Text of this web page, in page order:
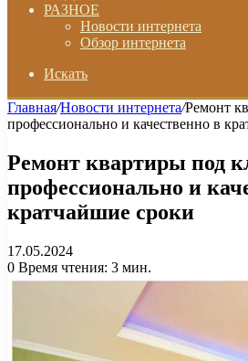
РАЗНОЕ
Новости интернета
Обзор интернета
Искать
Главная/Новости интернета/Ремонт
профессионально и качественно в
Ремонт квартиры под
профессионально и
кратчайшие сроки
17.05.2024
0 Время чтения: 3 мин.